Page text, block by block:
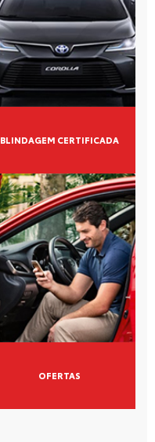
BLINDAGEM CERTIFICADA
OFERTAS